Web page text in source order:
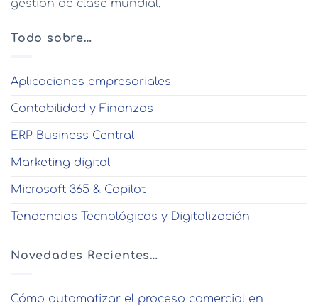
gestión de clase mundial.
Todo sobre…
Aplicaciones empresariales
Contabilidad y Finanzas
ERP Business Central
Marketing digital
Microsoft 365 & Copilot
Tendencias Tecnológicas y Digitalización
Novedades Recientes…
Cómo automatizar el proceso comercial en